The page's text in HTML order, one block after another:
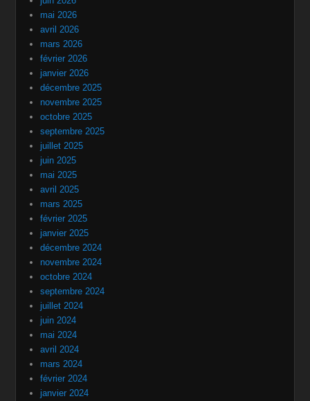
mai 2026
avril 2026
mars 2026
février 2026
janvier 2026
décembre 2025
novembre 2025
octobre 2025
septembre 2025
juillet 2025
juin 2025
mai 2025
avril 2025
mars 2025
février 2025
janvier 2025
décembre 2024
novembre 2024
octobre 2024
septembre 2024
juillet 2024
juin 2024
mai 2024
avril 2024
mars 2024
février 2024
janvier 2024